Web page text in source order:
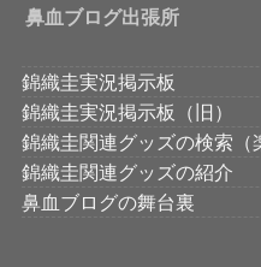
鼻血ブログ出張所
錦織圭実況掲示板
錦織圭実況掲示板（旧）
錦織圭関連グッズの検索（
錦織圭関連グッズの紹介
鼻血ブログの舞台裏